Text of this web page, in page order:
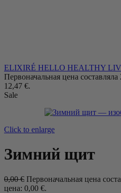
ELIXIRÉ HELLO HEALTHY
Первоначальная цена составляла
12,47 €.
Sale
Click to enlarge
Зимний щит
0,00€ Первоначальная цена
цена: 0,00 €.